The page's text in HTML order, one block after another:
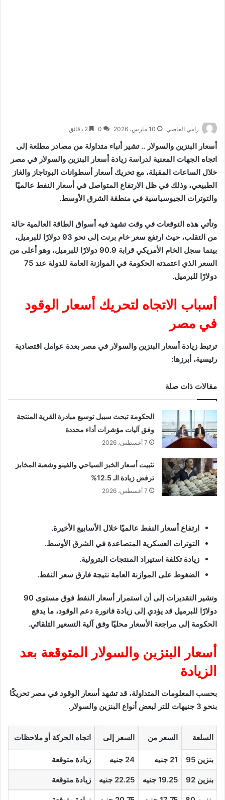
رامي العاصي 10 مارس، 2026 0
أسعار البنزين والسولار .. تشير أنباء متداولة من مصادر مطلعة إلى
اتجاه الجهات المعنية لدراسة زيادة أسعار البنزين والسولار في مصر
خلال الساعات المقبلة، مع تحريك أسعار أسطوانات البوتاجاز والغاز
الطبيعي، وذلك في ظل الارتفاع المتواصل في أسعار النفط عالميًا
والتوترات الجيوسياسية في منطقة الشرق الأوسط.
وتأتي هذه التوقعات في وقت تشهد فيه أسواق الطاقة العالمية حالة
من التقلب، حيث ارتفع سعر خام برنت إلى نحو 93 دولارًا للبرميل،
بينما سجل الخام الأمريكي قرابة 90.9 دولارًا للبرميل، وهو أعلى من
السعر الذي اعتمدته الحكومة في الموازنة العامة للدولة عند 75
دولارًا للبرميل.
أسباب الاتجاه لتحريك أسعار الوقود
في مصر
ترتبط زيادة أسعار البنزين والسولار في مصر بعدة عوامل اقتصادية
رئيسية، أبرزها:
مقالات ذات صلة
الحكومة تبحث سببل توسيع مبادرة القرية المنتجة
وفق آليات مؤشرات أداء محددة
7 أغسطس، 2026
تثبيت أسعار الخبز السياحي والفينو وشعبة المخابز
ترفض زيادة الـ 12.5%
7 أغسطس، 2026
ارتفاع أسعار النفط عالميًا خلال الأسابيع الأخيرة.
التوترات العسكرية المتصاعدة في الشرق الأوسط.
زيادة تكلفة استيراد المنتجات البترولية.
الضغوط على الموازنة العامة نتيجة فارق سعر النفط.
وتشير التقديرات إلى أن استمرار أسعار النفط فوق مستوى 90
دولارًا للبرميل قد يؤدي إلى زيادة فاتورة دعم الوقود، ما يدفع
الحكومة إلى مراجعة الأسعار محليًا وفق آلية التسعير التلقائي.
أسعار البنزين والسولار المتوقعة بعد
الزيادة
بحسب المعلومات المتداولة، قد تشهد أسعار الوقود في مصر تحريكًا
بنحو 3 جنيهات للتر لبعض أنواع البنزين والسولار.
السلعة السعر من السعر إلى اتجاه الحركة أو ملاحظات
بنزين 95 21 جنيه 24 جنيه زيادة متوقعة
بنزين 92 19.25 جنيه 22.25 جنيه زيادة متوقعة